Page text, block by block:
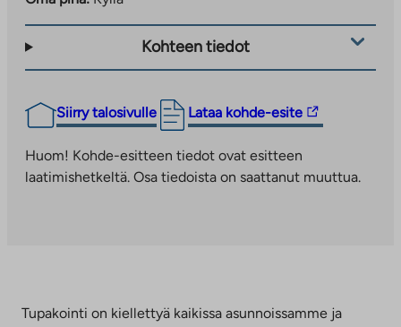
Kohteen tiedot
Siirry talosivulle Lataa kohde-esite
Linkki
vie
ulkopuoliseen
palveluun.
Huom! Kohde-esitteen tiedot ovat esitteen
laatimishetkeltä. Osa tiedoista on saattanut muuttua.
Tupakointi on kiellettyä kaikissa asunnoissamme ja